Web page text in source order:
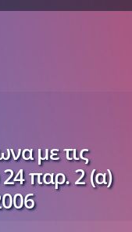
με τις
παρ. 2 (α)